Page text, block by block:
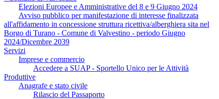
Elezioni Europee e Amministrative del 8 e 9 Giugno 2024
Avviso pubblico per manifestazione di interesse finalizzata
all'affidamento in concessione struttura ricettiva/alberghiera sita nel
Borgo di Turano - Comune di Valvestino - periodo Giugno
2024/Dicembre 2039
Servizi
Imprese e commercio
Accedere a SUAP - Sportello Unico per le Attività
Produttive
Anagrafe e stato civile
Rilascio del Passaporto